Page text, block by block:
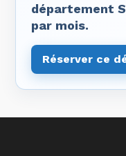
département
par mois.
Réserver ce